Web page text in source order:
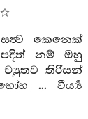
කෙනෙක්
නම් ඔහු
තිරිසන්
... වීර්‍ය්‍ය